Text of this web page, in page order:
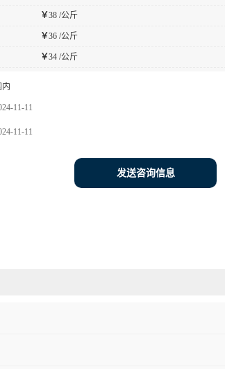
￥38 /公斤
￥36 /公斤
￥34 /公斤
11-11
11-11
发送咨询信息